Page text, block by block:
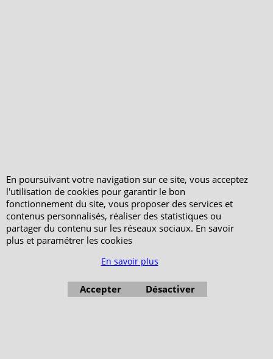
En poursuivant votre navigation sur ce site, vous acceptez
l'utilisation de cookies pour garantir le bon
fonctionnement du site, vous proposer des services et
contenus personnalisés, réaliser des statistiques ou
partager du contenu sur les réseaux sociaux. En savoir
plus et paramétrer les cookies
En savoir plus
Accepter Désactiver